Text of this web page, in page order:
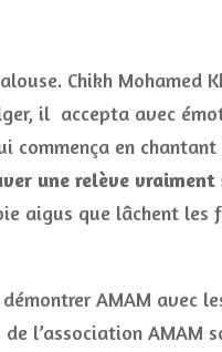
Chikh Mohamed
il accepta avec
commença en
une relève vraiment
aigus que lâchent les
AMAM avec
l’association AMAM